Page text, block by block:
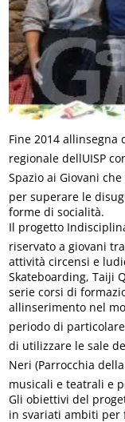
Fine 2014
regionale dellUISP
Spazio ai Giovani
per superare le
forme di socialità.
Il progetto
riservato a giovani
attività circensi e
Skateboarding, Taiji
serie corsi di
allinserimento nel
periodo di
di utilizzare le sale
Neri (Parrocchia
musicali e teatrali e
Gli obiettivi del
in svariati ambiti per